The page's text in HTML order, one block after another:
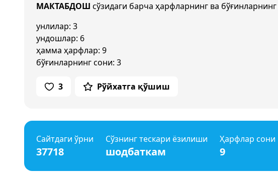
МАКТАБДОШ сўзидаги барча ҳарфларнинг ва
унлилар: 3
ундошлар: 6
ҳамма ҳарфлар: 9
бўғинларнинг сони: 3
3 Рўйхатга қўшиш
Сайтдаги ўрни
37718
Сўзнинг тескари ёзилиши
шодбаткам
Ҳарфлар сони
9